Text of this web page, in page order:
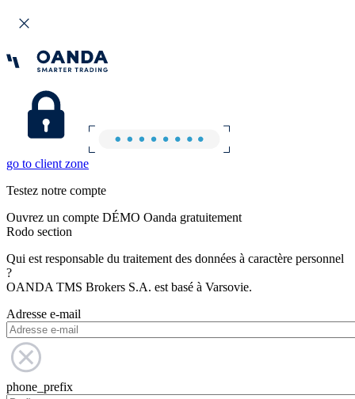
go to client zone
Testez notre compte
Ouvrez un compte DÉMO Oanda gratuitement
Rodo section
Qui est responsable du traitement des données à caractère personnel
?
OANDA TMS Brokers S.A. est basé à Varsovie.
Adresse e-mail
phone_prefix